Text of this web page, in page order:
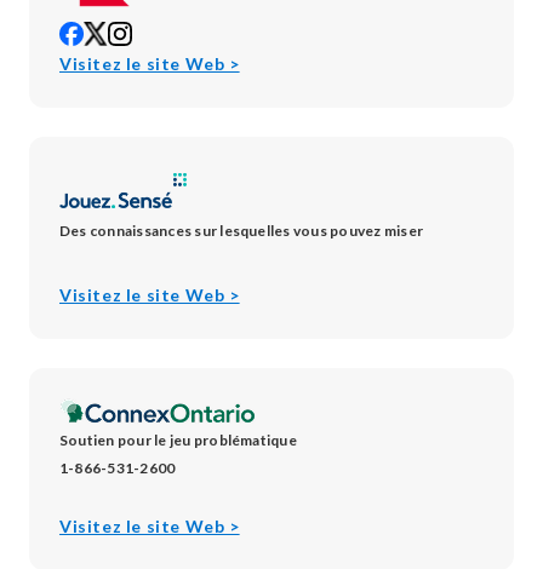
opens
in
opens
in
opens
in
Visitez le site Web >opens
Des connaissances sur lesquelles vous pouvez miser
Visitez le site Web >opens
Soutien pour le jeu problématique
1-866-531-2600
Visitez le site Web >opens